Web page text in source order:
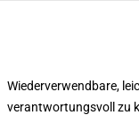
Wiederverwendbare,
verantwortungsvoll zu